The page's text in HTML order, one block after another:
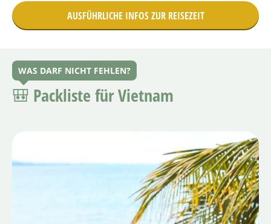
AUSFÜHRLICHE INFOS ZUR REISEZEIT
WAS DARF NICHT FEHLEN?
🎒 Packliste für Vietnam